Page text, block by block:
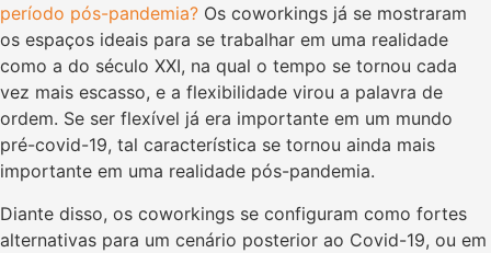
período pós-pandemia? Os coworkings já se mostraram
os espaços ideais para se trabalhar em uma realidade
como a do século XXI, na qual o tempo se tornou cada
vez mais escasso, e a flexibilidade virou a palavra de
ordem. Se ser flexível já era importante em um mundo
pré-covid-19, tal característica se tornou ainda mais
importante em uma realidade pós-pandemia.
Diante disso, os coworkings se configuram como fortes
alternativas para um cenário posterior ao Covid-19, ou em